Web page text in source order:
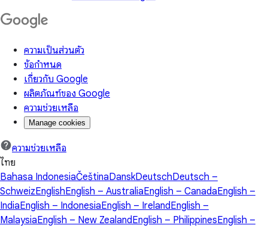
ความเป็นส่วนตัว
ข้อกำหนด
เกี่ยวกับ Google
ผลิตภัณฑ์ของ Google
ความช่วยเหลือ
Manage cookies
ความช่วยเหลือ
ไทย
Bahasa IndonesiaČeštinaDanskDeutschDeutsch –
SchweizEnglishEnglish – AustraliaEnglish – CanadaEnglish –
IndiaEnglish – IndonesiaEnglish – IrelandEnglish –
MalaysiaEnglish – New ZealandEnglish – PhilippinesEnglish –